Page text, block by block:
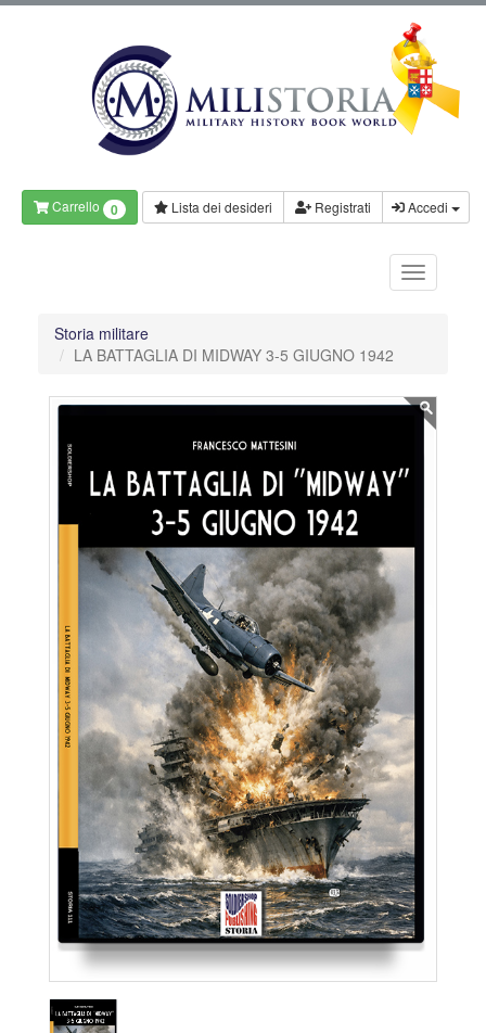
Carrello 0 Lista dei desideri Registrati Accedi
Storia militare
LA BATTAGLIA DI MIDWAY 3-5 GIUGNO 1942